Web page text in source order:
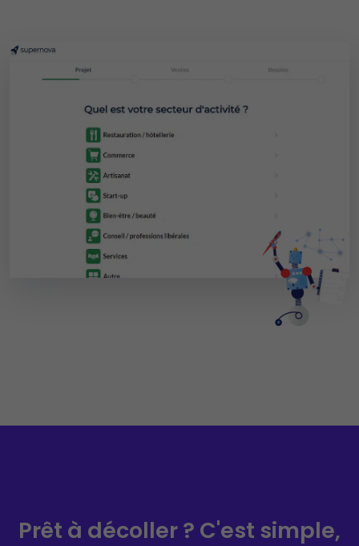
Prêt à décoller ? C'est simple,